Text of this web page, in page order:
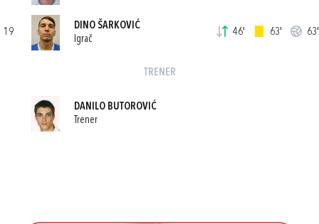
19
DINO ŠARKOVIĆ
Igrač
46' 63' 63'
TRENER
DANILO BUTOROVIĆ
Trener